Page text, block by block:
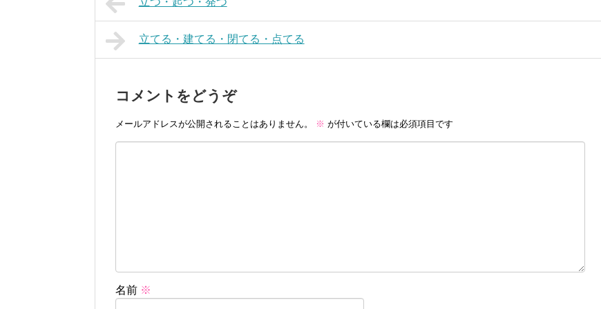
立てる・建てる・閉てる・点てる
コメントをどうぞ
メールアドレスが公開されることはありません。 ※ が付いている欄は必須項目です
名前 ※